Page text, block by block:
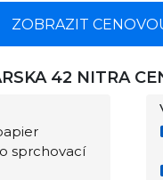
ZOBRAZIT
42 NITRA
sprchovací